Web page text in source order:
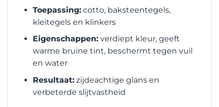
Toepassing:cotto, baksteentegels,
kleitegels en klinkers
Eigenschappen:verdiept kleur, geeft
warme bruine tint, beschermt tegen vuil
en water
Resultaat:zijdeachtige glans en
verbeterde slijtvastheid